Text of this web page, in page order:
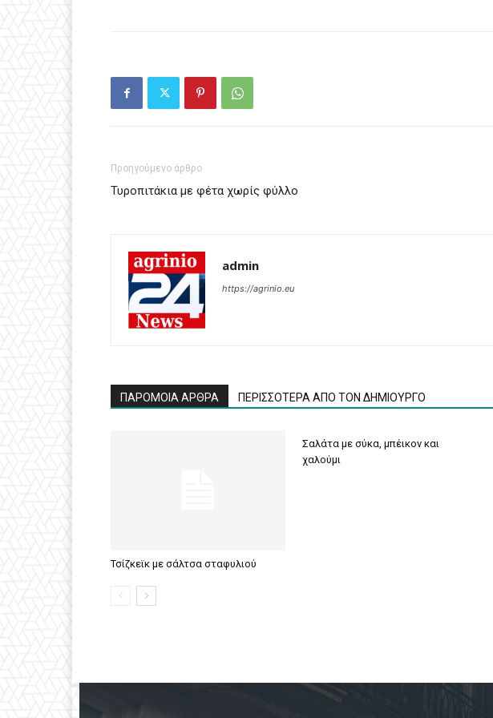
Προηγούμενο άρθρο
Τυροπιτάκια με φέτα χωρίς φύλλο
admin
https://agrinio.eu
ΠΑΡΟΜΟΙΑ ΑΡΘΡΑ ΠΕΡΙΣΣΟΤΕΡΑ ΑΠΟ ΤΟΝ ΔΗΜΙΟΥΡΓΟ
Τσίζκεϊκ με σάλτσα σταφυλιού
Σαλάτα με σύκα, μπέικον και
χαλούμι